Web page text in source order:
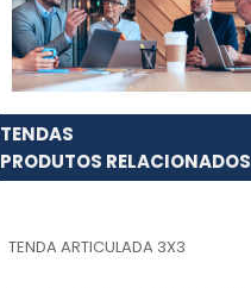
TENDAS
PRODUTOS RELACIONADOS
TENDA ARTICULADA 3X3